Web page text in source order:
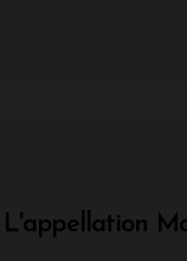
L'appellation